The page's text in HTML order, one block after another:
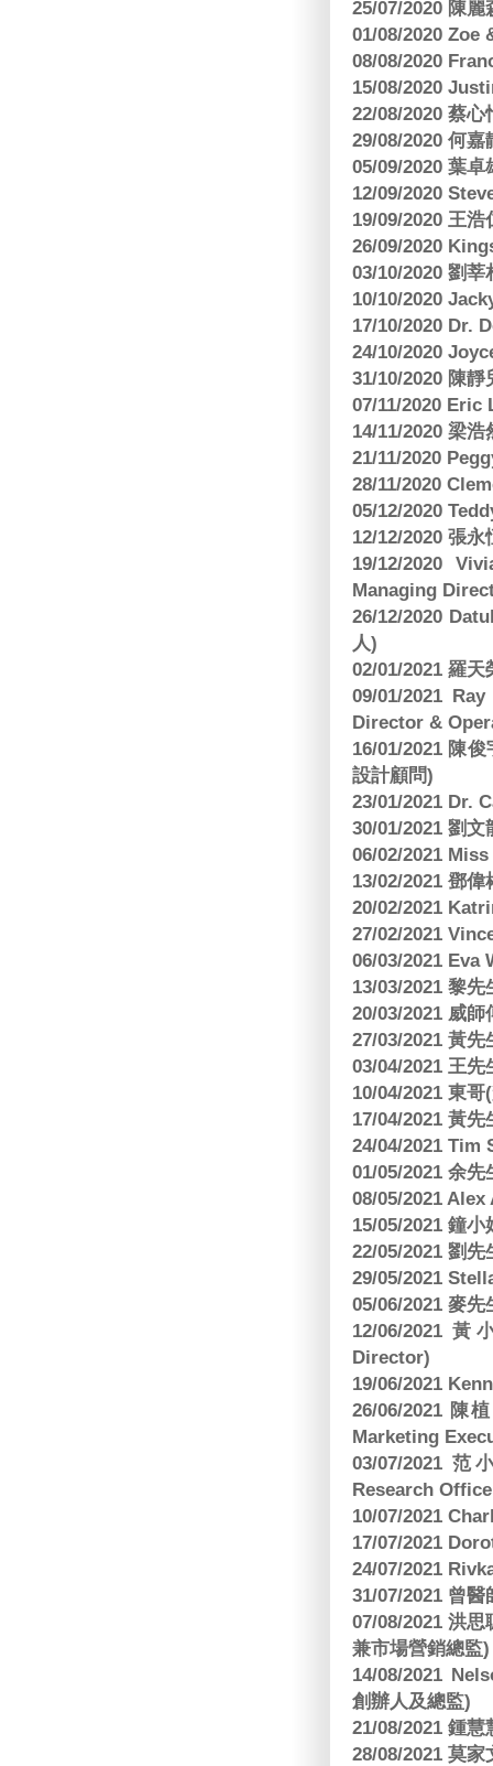
25/07/2020 陳
01/08/2020 Zoe
08/08/2020
15/08/2020
22/08/2020 蔡
29/08/2020 何
05/09/2020 葉
12/09/2020
19/09/2020 王
26/09/2020
03/10/2020 劉
10/10/2020
17/10/2020 Dr.
24/10/2020
31/10/2020 陳
07/11/2020 Eric
14/11/2020 梁
21/11/2020
28/11/2020
05/12/2020
12/12/2020 張
19/12/2020
Managing
26/12/2020
人)
02/01/2021 羅
09/01/2021
Director &
16/01/2021 陳
設計顧問)
23/01/2021 Dr.
30/01/2021 劉
06/02/2021
13/02/2021 鄧
20/02/2021
27/02/2021
06/03/2021 Eva
13/03/2021 黎
20/03/2021 威
27/03/2021 黃
03/04/2021 王
10/04/2021 東
17/04/2021 黃
24/04/2021 Tim
01/05/2021 余
08/05/2021
15/05/2021 鐘
22/05/2021 劉
29/05/2021
05/06/2021 麥
12/06/2021
Director)
19/06/2021
26/06/2021 陳
Marketing
03/07/2021 范
Research
10/07/2021
17/07/2021
24/07/2021
31/07/2021 曾
07/08/2021 洪
兼市場營銷總監)
14/08/2021
創辦人及總監)
21/08/2021 鍾
28/08/2021 莫